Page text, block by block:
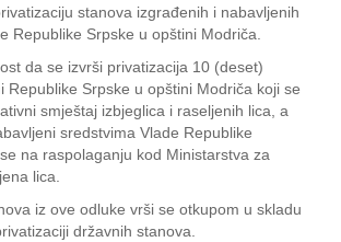
stanova izgrađenih i nabavljenih
Republike Srpske u opštini Modriča.
da se izvrši privatizacija 10 (deset)
Republike Srpske u opštini Modriča koji se
smještaj izbjeglica i raseljenih lica, a
sredstvima Vlade Republike
na raspolaganju kod Ministarstva za
lica.
iz ove odluke vrši se otkupom u skladu
državnih stanova.